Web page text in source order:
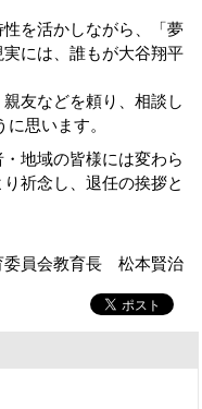
を活かしながら、「夢
には、誰もが大谷翔平
友などを頼り、相談し
思います。
地域の皆様には変わら
祈念し、退任の挨拶と
本賢治